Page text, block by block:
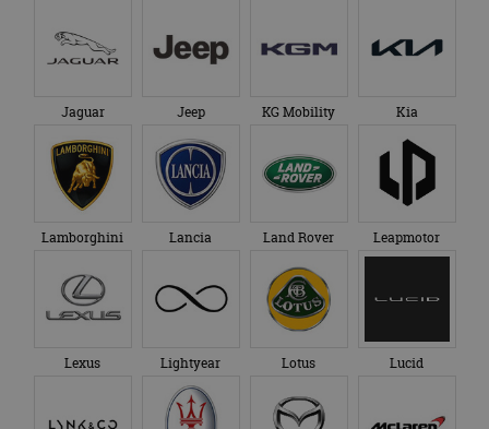
Jaguar Jeep KG Mobility Kia
Lamborghini Lancia Land Rover Leapmotor
Lexus Lightyear Lotus Lucid